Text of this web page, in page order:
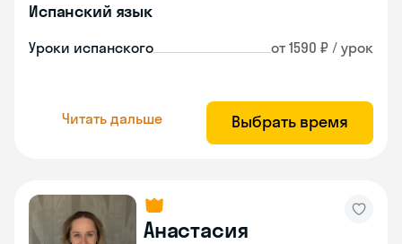
Испанский язык
Уроки испанского от 1590 ₽ / урок
Читать дальше Выбрать время
Анастасия